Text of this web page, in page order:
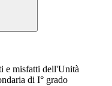
e misfatti dell'Unità
di I° grado